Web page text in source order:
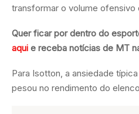
transformar o volume ofensivo
Quer ficar por dentro do
aqui e receba notícias de MT
Para Isotton, a ansiedade
pesou no rendimento do